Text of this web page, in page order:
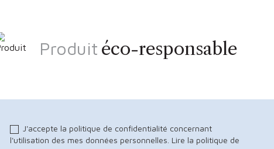
Produit éco-responsable
J'accepte la politique de confidentialité concernant
l'utilisation des mes données personnelles. Lire la politique de